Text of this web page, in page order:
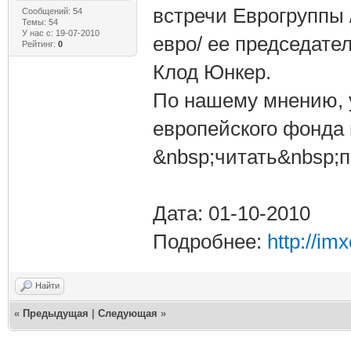
Сообщений: 54
Темы: 54
У нас с: 19-07-2010
Рейтинг: 0
встречи
евро/ ее
Клод Юнкер.
По нашему мнению,
европейского
Дата: 01-10-2010
Подробнее: http://
Найти
« Предыдущая Следующая »